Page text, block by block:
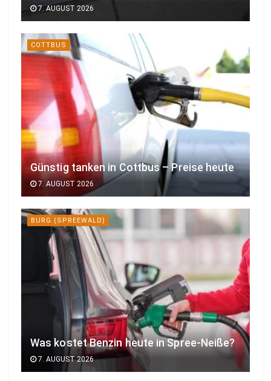
7. AUGUST 2026
COTTBUS
Günstig tanken in Cottbus – Preise heute
7. AUGUST 2026
BURG (SPREEWALD)
Was kostet Benzin heute in Spree-Neiße?
7. AUGUST 2026